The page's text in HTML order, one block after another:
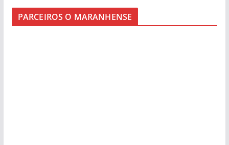
PARCEIROS O MARANHENSE